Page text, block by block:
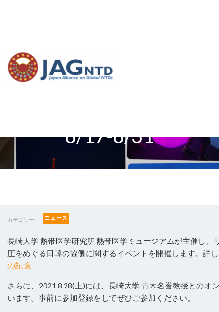
【お知らせ】LFの制圧
8/17-8/31
カテゴリー: ニュース
長崎大学 熱帯医学研究所 熱帯医学ミュージアムが主催し、
圧をめぐる日韓の協働に関するイベントを開催します。詳
の記憶
さらに、2021.8.28(土)には、長崎大学 青木名誉教授とのオ
います。事前に参加登録をしてぜひご参加ください。